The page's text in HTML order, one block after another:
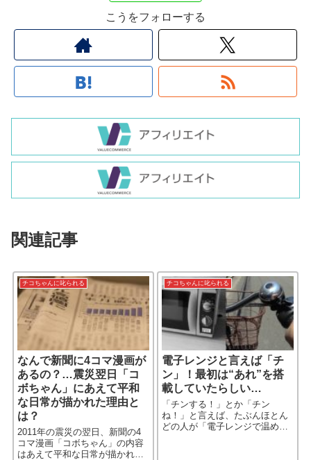
こうをフォローする
関連記事
チコちゃんに叱られる
なんで新聞に4コマ漫画が
あるの？…震災翌日「コ
ボちゃん」にあえて平和
な日常が描かれた理由と
は？
2011年の震災の翌日、新聞の4
コマ漫画「コボちゃん」の内容
はあえて平和な日常が描かれて
チコちゃんに叱られる
電子レンジと言えば「チ
ン」！最初は“あれ”を搭
載していたらしい…
「チンする！」とか「チン
ね！」と言えば、たぶんほとん
どの人が「電子レンジで温め